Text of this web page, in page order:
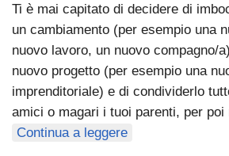
Ti è mai capitato di decidere di
un cambiamento (per esempio una
nuovo lavoro, un nuovo compagno/
nuovo progetto (per esempio una
imprenditoriale) e di condividerlo
amici o magari i tuoi parenti, per
Continua a leggere